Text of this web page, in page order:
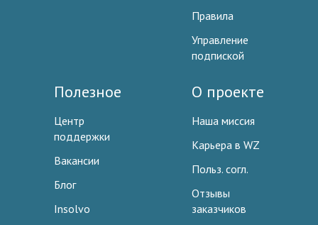
Правила
Управление
подпиской
Полезное
Центр
поддержки
Вакансии
Блог
Insolvo
О проекте
Наша миссия
Карьера в WZ
Польз. согл.
Отзывы
заказчиков